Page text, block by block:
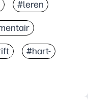
#leren
#hart-